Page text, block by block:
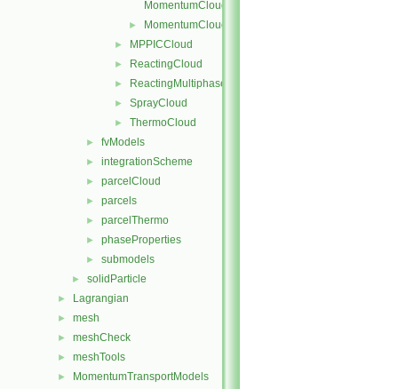
MomentumCloudI.H
► MomentumCloudName.C
► MPPICCloud
► ReactingCloud
► ReactingMultiphaseCloud
► SprayCloud
► ThermoCloud
► fvModels
► integrationScheme
► parcelCloud
► parcels
► parcelThermo
► phaseProperties
► submodels
► solidParticle
► Lagrangian
► mesh
► meshCheck
► meshTools
► MomentumTransportModels